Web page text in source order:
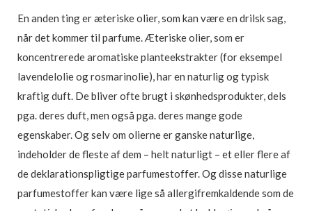
En anden ting er æteriske olier, som kan være en drilsk sag,
når det kommer til parfume. Æteriske olier, som er
koncentrerede aromatiske planteekstrakter (for eksempel
lavendelolie og rosmarinolie), har en naturlig og typisk
kraftig duft. De bliver ofte brugt i skønhedsprodukter, dels
pga. deres duft, men også pga. deres mange gode
egenskaber. Og selv om olierne er ganske naturlige,
indeholder de fleste af dem – helt naturligt – et eller flere af
de deklarationspligtige parfumestoffer. Og disse naturlige
parfumestoffer kan være lige så allergifremkaldende som de